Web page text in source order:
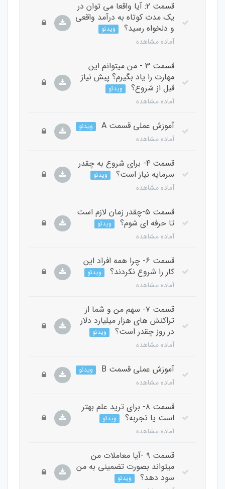
قسمت ۲: آیا واقعا می توان در
یک مدت کوتاه به درآمد واقعی
و دلخواه رسید؟
ویدئو
آماده مشاهده
قسمت ۳ - من میتوانم این
مهارت را یاد بگیرم؟ پبش نیاز
قبل از شروع؟
ویدئو
آماده مشاهده
آموزش عملی قسمت A ویدئو
آماده مشاهده
قسمت ۴- برای شروع به چقدر
سرمایه نیاز است؟
ویدئو
آماده مشاهده
قسمت ۵-چقدر زمان لازم است
تا حرفه ای شوم؟
ویدئو
آماده مشاهده
قسمت ۶- چرا همه افراد این
کار را شروع نکردند؟
ویدئو
آماده مشاهده
قسمت ۷- سهم من و شما از
تراکنش های هزار میلیارد دلار
در روز چقدر است؟
ویدئو
آماده مشاهده
آموزش عملی قسمت B ویدئو
آماده مشاهده
قسمت ۸- برای ترید علم بهتر
است یا تجربه؟
ویدئو
آماده مشاهده
قسمت ۹ -آیا معاملات من
میتواند بصورت تضمینی به من
سود دهد؟
ویدئو